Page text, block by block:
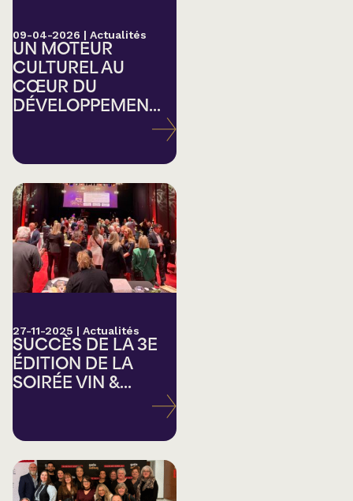
09-04-2026 | Actualités
UN MOTEUR
CULTUREL AU
CŒUR DU
DÉVELOPPEMEN...
27-11-2025 | Actualités
SUCCÈS DE LA 3E
ÉDITION DE LA
SOIRÉE VIN &...